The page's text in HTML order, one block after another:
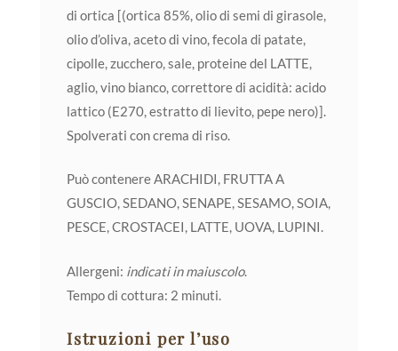
di ortica [(ortica 85%, olio di semi di girasole,
olio d’oliva, aceto di vino, fecola di patate,
cipolle, zucchero, sale, proteine del LATTE,
aglio, vino bianco, correttore di acidità: acido
lattico (E270, estratto di lievito, pepe nero)].
Spolverati con crema di riso.
Può contenere ARACHIDI, FRUTTA A
GUSCIO, SEDANO, SENAPE, SESAMO, SOIA,
PESCE, CROSTACEI, LATTE, UOVA, LUPINI.
Allergeni: indicati in maiuscolo.
Tempo di cottura: 2 minuti.
Istruzioni per l’uso